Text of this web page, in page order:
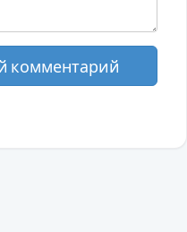
комментарий